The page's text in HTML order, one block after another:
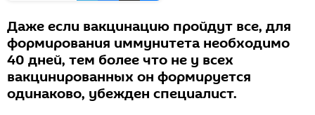
Даже если вакцинацию пройдут все, для
формирования иммунитета необходимо
40 дней, тем более что не у всех
вакцинированных он формируется
одинаково, убежден специалист.